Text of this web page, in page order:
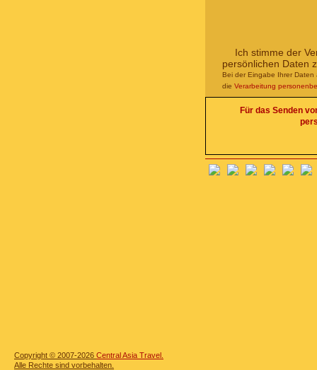
Ich stimme der
persönlichen Daten
Bei der Eingabe Ihrer Daten
die Verarbeitung
Für das Senden
Copyright © 2007-2026 Central Asia Travel.
Alle Rechte sind vorbehalten.